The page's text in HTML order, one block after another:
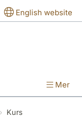
English website
Mer
Kurs